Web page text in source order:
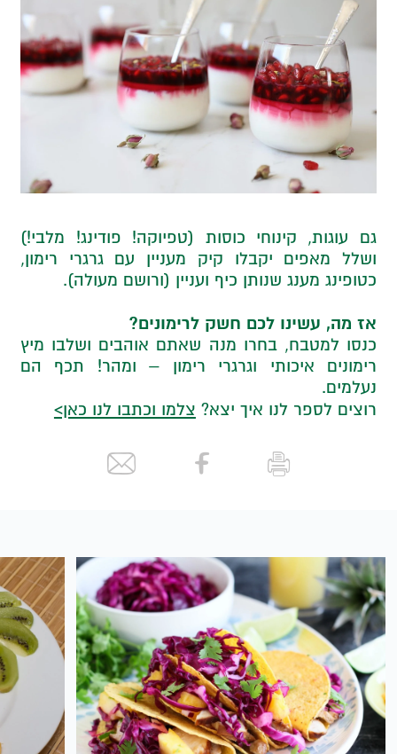
גם עוגות, קינוחי כוסות (טפיוקה! פודינג! מלבי!)
ושלל מאפים יקבלו קיק מעניין עם גרגרי רימון,
כטופינג מענג שנותן כיף ועניין (ורושם מעולה).
אז מה, עשינו לכם חשק לרימונים?
כנסו למטבח, בחרו מנה שאתם אוהבים ושלבו מיץ
רימונים איכותי וגרגרי רימון – ומהר! תכף הם
נעלמים.
רוצים לספר לנו איך יצא? צלמו וכתבו לנו כאן>